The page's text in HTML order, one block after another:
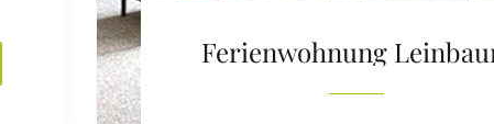
Ferienwohnung